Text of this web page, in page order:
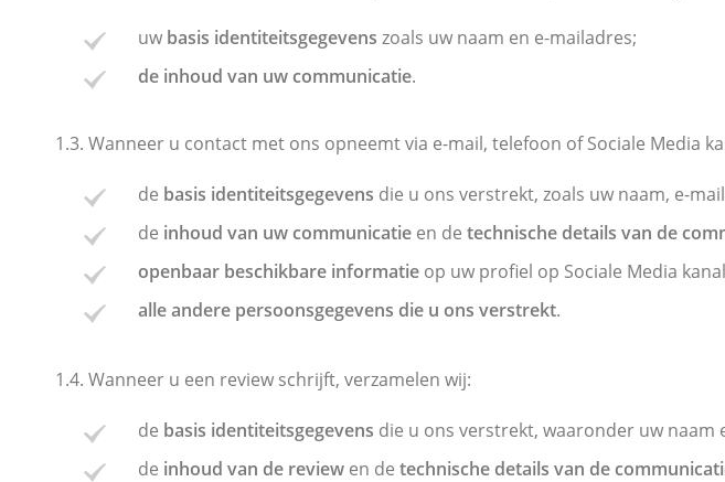
uw basis identiteitsgegevens zoals uw naam en e-mailadres;
de inhoud van uw communicatie.
1.3. Wanneer u contact met ons opneemt via e-mail, telefoon of Sociale Media
de basis identiteitsgegevens die u ons verstrekt, zoals uw naam, e-
de inhoud van uw communicatie en de technische details van de
openbaar beschikbare informatie op uw profiel op Sociale Media
alle andere persoonsgegevens die u ons verstrekt.
1.4. Wanneer u een review schrijft, verzamelen wij:
de basis identiteitsgegevens die u ons verstrekt, waaronder uw naam
de inhoud van de review en de technische details van de